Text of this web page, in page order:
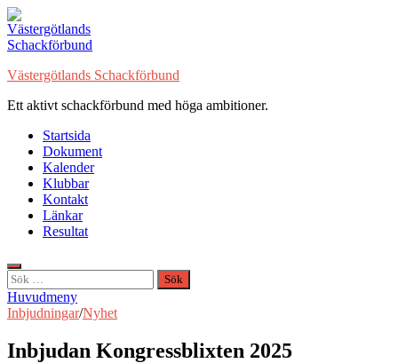
Hoppa
till
innehåll
Västergötlands Schackförbund
Ett aktivt schackförbund med höga ambitioner.
Startsida
Dokument
Kalender
Klubbar
Kontakt
Länkar
Resultat
Sök
efter:
Huvudmeny
Inbjudningar/Nyhet
Inbjudan Kongressblixten 2025